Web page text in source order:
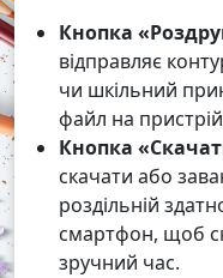
Кнопка
відправляє
чи шкільний
файл на
Кнопка
скачати або
роздільній
смартфон, щоб
зручний час.